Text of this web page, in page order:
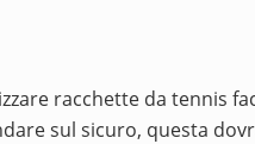
racchette da tennis
sul sicuro, questa